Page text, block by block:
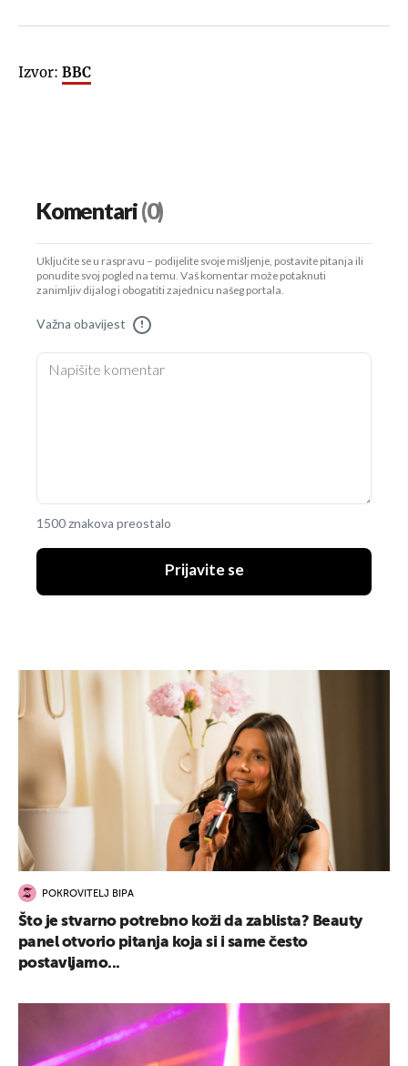
Izvor: BBC
Komentari(0)
Uključite se u raspravu – podijelite svoje mišljenje, postavite pitanja ili
ponudite svoj pogled na temu. Vaš komentar može potaknuti
zanimljiv dijalog i obogatiti zajednicu našeg portala.
Važna obavijest !
1500 znakova preostalo
Prijavite se
POKROVITELJ BIPA
Što je stvarno potrebno koži da zablista? Beauty
panel otvorio pitanja koja si i same često
postavljamo...